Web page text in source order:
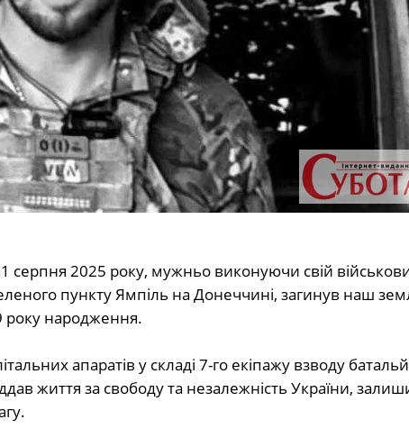
2025 року, мужньо виконуючи свій
пункту Ямпіль на Донеччині, загинув наш
року народження.
апаратів у складі 7-го екіпажу взводу
життя за свободу та незалежність України,